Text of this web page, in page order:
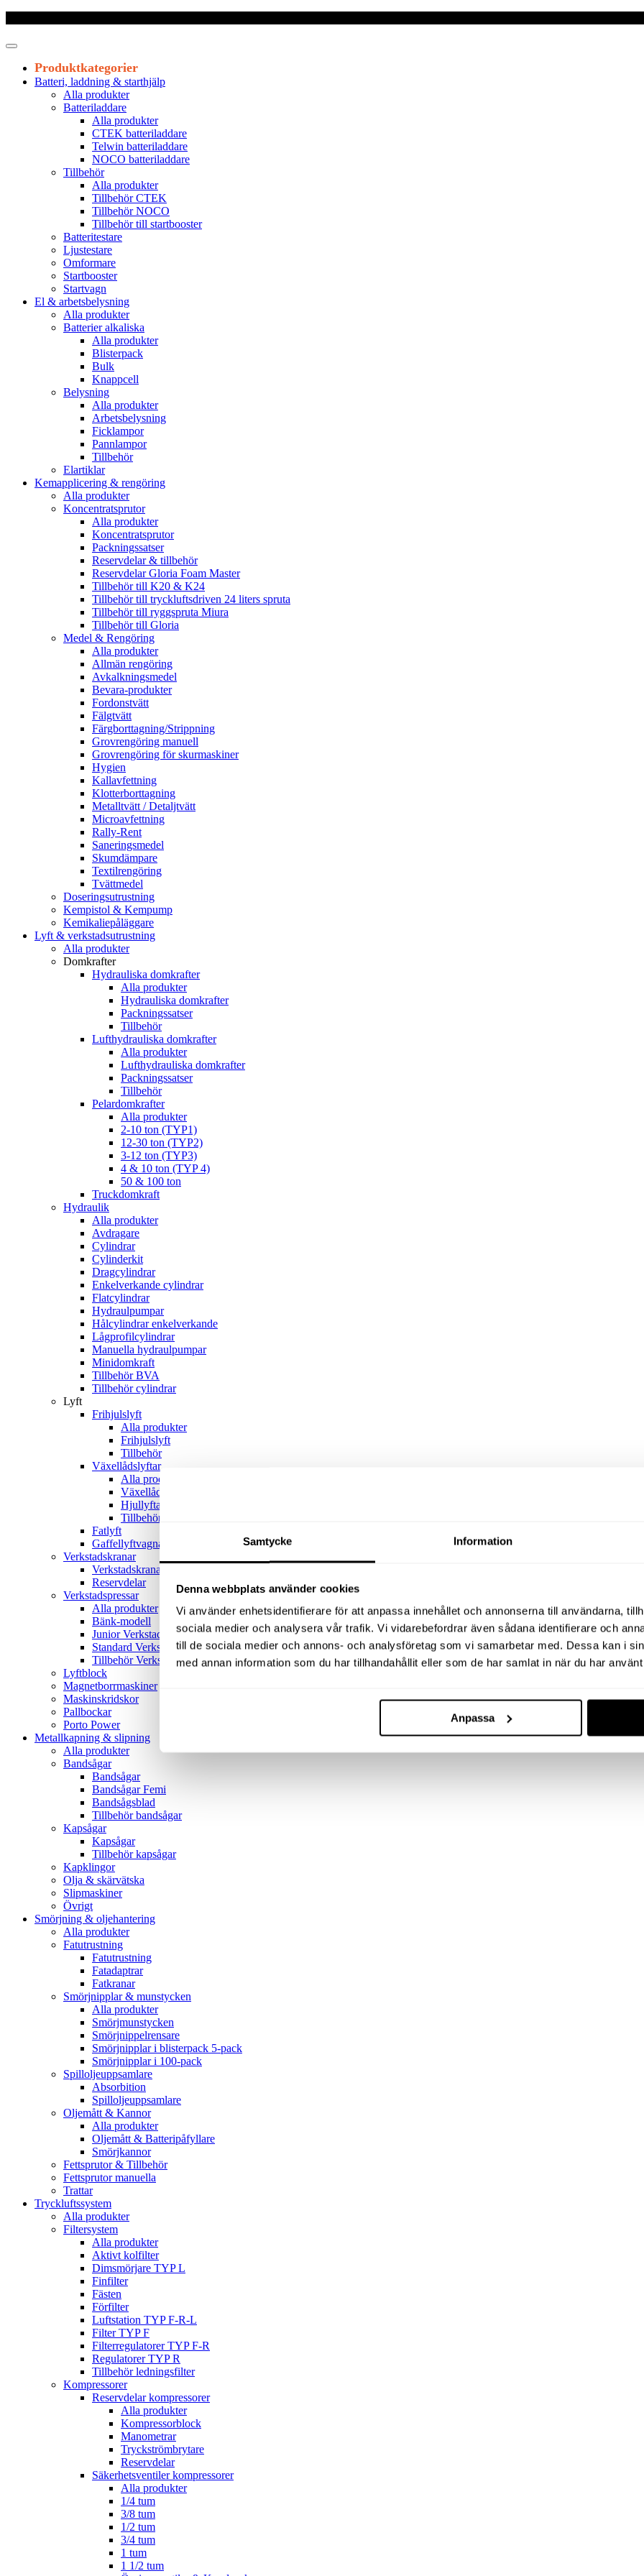
Samtycke Information
Denna webbplats använder cookies
Vi använder enhetsidentifierare för att anpassa innehållet och annonserna till användarna,
sociala medier och analysera vår trafik. Vi vidarebefordrar även sådana identifierare och
till de sociala medier och annons- och analysföretag som vi samarbetar med. Dessa kan i
med annan information som du har tillhandahållit eller som de har samlat in när du har
Anpassa
Produktkategorier
Batteri, laddning & starthjälp
Alla produkter
Batteriladdare
Alla produkter
CTEK batteriladdare
Telwin batteriladdare
NOCO batteriladdare
Tillbehör
Alla produkter
Tillbehör CTEK
Tillbehör NOCO
Tillbehör till startbooster
Batteritestare
Ljustestare
Omformare
Startbooster
Startvagn
El & arbetsbelysning
Alla produkter
Batterier alkaliska
Alla produkter
Blisterpack
Bulk
Knappcell
Belysning
Alla produkter
Arbetsbelysning
Ficklampor
Pannlampor
Tillbehör
Elartiklar
Kemapplicering & rengöring
Alla produkter
Koncentratsprutor
Alla produkter
Koncentratsprutor
Packningssatser
Reservdelar & tillbehör
Reservdelar Gloria Foam Master
Tillbehör till K20 & K24
Tillbehör till tryckluftsdriven 24 liters spruta
Tillbehör till ryggspruta Miura
Tillbehör till Gloria
Medel & Rengöring
Alla produkter
Allmän rengöring
Avkalkningsmedel
Bevara-produkter
Fordonstvätt
Fälgtvätt
Färgborttagning/Strippning
Grovrengöring manuell
Grovrengöring för skurmaskiner
Hygien
Kallavfettning
Klotterborttagning
Metalltvätt / Detaljtvätt
Microavfettning
Rally-Rent
Saneringsmedel
Skumdämpare
Textilrengöring
Tvättmedel
Doseringsutrustning
Kempistol & Kempump
Kemikaliepåläggare
Lyft & verkstadsutrustning
Alla produkter
Domkrafter
Hydrauliska domkrafter
Alla produkter
Hydrauliska domkrafter
Packningssatser
Tillbehör
Lufthydrauliska domkrafter
Alla produkter
Lufthydrauliska domkrafter
Packningssatser
Tillbehör
Pelardomkrafter
Alla produkter
2-10 ton (TYP1)
12-30 ton (TYP2)
3-12 ton (TYP3)
4 & 10 ton (TYP 4)
50 & 100 ton
Truckdomkraft
Hydraulik
Alla produkter
Avdragare
Cylindrar
Cylinderkit
Dragcylindrar
Enkelverkande cylindrar
Flatcylindrar
Hydraulpumpar
Hålcylindrar enkelverkande
Lågprofilcylindrar
Manuella hydraulpumpar
Minidomkraft
Tillbehör BVA
Tillbehör cylindrar
Lyft
Frihjulslyft
Alla produkter
Frihjulslyft
Tillbehör
Växellådslyftar
Alla produkter
Växellådslyftar
Hjullyftar
Tillbehör
Fatlyft
Gaffellyftvagnar
Verkstadskranar
Verkstadskranar
Reservdelar
Verkstadspressar
Alla produkter
Bänk-modell
Junior Verkstadspress
Standard Verkstadspress
Tillbehör Verkstadspressar
Lyftblock
Magnetborrmaskiner
Maskinskridskor
Pallbockar
Porto Power
Metallkapning & slipning
Alla produkter
Bandsågar
Bandsågar
Bandsågar Femi
Bandsågsblad
Tillbehör bandsågar
Kapsågar
Kapsågar
Tillbehör kapsågar
Kapklingor
Olja & skärvätska
Slipmaskiner
Övrigt
Smörjning & oljehantering
Alla produkter
Fatutrustning
Fatutrustning
Fatadaptrar
Fatkranar
Smörjnipplar & munstycken
Alla produkter
Smörjmunstycken
Smörjnippelrensare
Smörjnipplar i blisterpack 5-pack
Smörjnipplar i 100-pack
Spilloljeuppsamlare
Absorbition
Spilloljeuppsamlare
Oljemått & Kannor
Alla produkter
Oljemått & Batteripåfyllare
Smörjkannor
Fettsprutor & Tillbehör
Fettsprutor manuella
Trattar
Tryckluftssystem
Alla produkter
Filtersystem
Alla produkter
Aktivt kolfilter
Dimsmörjare TYP L
Finfilter
Fästen
Förfilter
Luftstation TYP F-R-L
Filter TYP F
Filterregulatorer TYP F-R
Regulatorer TYP R
Tillbehör ledningsfilter
Kompressorer
Reservdelar kompressorer
Alla produkter
Kompressorblock
Manometrar
Tryckströmbrytare
Reservdelar
Säkerhetsventiler kompressorer
Alla produkter
1/4 tum
3/8 tum
1/2 tum
3/4 tum
1 tum
1 1/2 tum